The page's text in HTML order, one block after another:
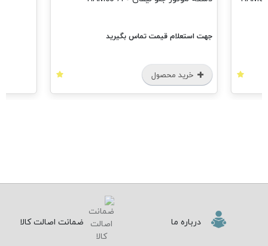
جهت استعلام قیمت تماس بگیرید
خرید محصول
درباره ما ضمانت اصالت کالا